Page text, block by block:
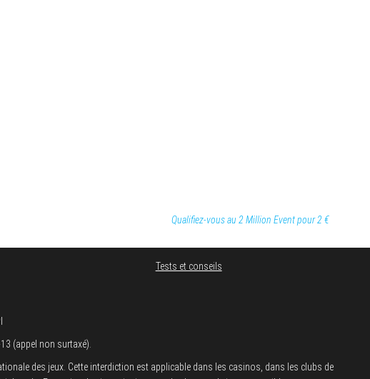
Qualifiez-vous au 2 Million Event pour 2 €
Tests et conseils
(appel non surtaxé).
des jeux. Cette interdiction est applicable dans les casinos, dans les clubs de